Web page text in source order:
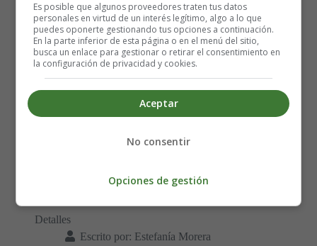
Detalles
Escrito por: Estefanía Morera
Es posible que algunos proveedores traten tus datos
personales en virtud de un interés legítimo, algo a lo que
puedes oponerte gestionando tus opciones a continuación.
En la parte inferior de esta página o en el menú del sitio,
busca un enlace para gestionar o retirar el consentimiento en
la configuración de privacidad y cookies.
Aceptar
No consentir
Opciones de gestión